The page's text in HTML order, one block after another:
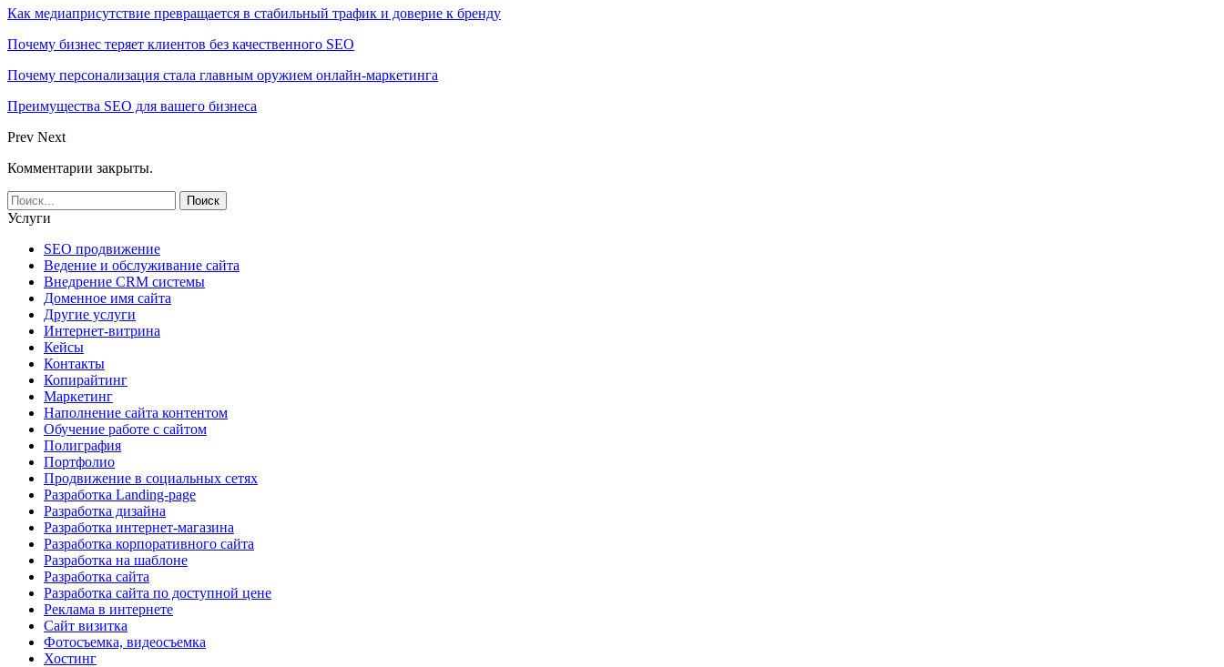
Как медиаприсутствие превращается в стабильный трафик и доверие к бренду
Почему бизнес теряет клиентов без качественного SEO
Почему персонализация стала главным оружием онлайн-маркетинга
Преимущества SEO для вашего бизнеса
Prev Next
Комментарии закрыты.
Услуги
SEO продвижение
Ведение и обслуживание сайта
Внедрение CRM системы
Доменное имя сайта
Другие услуги
Интернет-витрина
Кейсы
Контакты
Копирайтинг
Маркетинг
Наполнение сайта контентом
Обучение работе с сайтом
Полиграфия
Портфолио
Продвижение в социальных сетях
Разработка Landing-page
Разработка дизайна
Разработка интернет-магазина
Разработка корпоративного сайта
Разработка на шаблоне
Разработка сайта
Разработка сайта по доступной цене
Реклама в интернете
Сайт визитка
Фотосъемка, видеосъемка
Хостинг